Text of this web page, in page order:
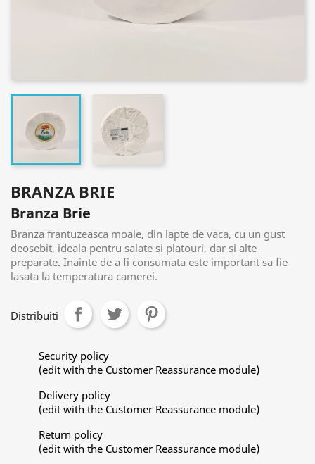
BRANZA BRIE
Branza Brie
Branza frantuzeasca moale, din lapte de vaca, cu un gust
deosebit, ideala pentru salate si platouri, dar si alte
preparate. Inainte de a fi consumata este important sa fie
lasata la temperatura camerei.
Distribuiti
Security policy
(edit with the Customer Reassurance module)
Delivery policy
(edit with the Customer Reassurance module)
Return policy
(edit with the Customer Reassurance module)